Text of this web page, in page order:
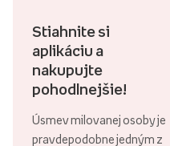
Stiahnite si
aplikáciu a
nakupujte
pohodlnejšie!
Úsmev milovanej osoby je
pravdepodobne jedným z